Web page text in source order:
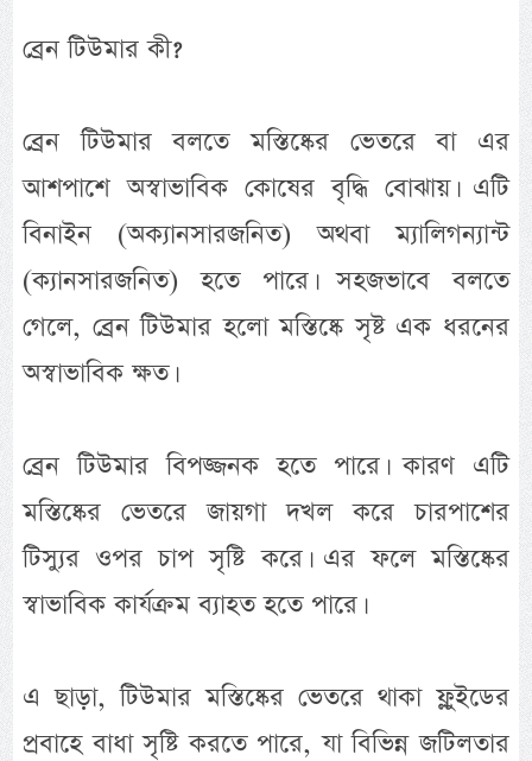
ব্রেন টিউমার কী?
ব্রেন টিউমার বলতে মস্তিষ্কের ভেতরে বা এর
আশপাশে অস্বাভাবিক কোষের বৃদ্ধি বোঝায়। এটি
বিনাইন (অক্যানসারজনিত) অথবা ম্যালিগন্যান্ট
(ক্যানসারজনিত) হতে পারে। সহজভাবে বলতে
গেলে, ব্রেন টিউমার হলো মস্তিষ্কে সৃষ্ট এক ধরনের
অস্বাভাবিক ক্ষত।
ব্রেন টিউমার বিপজ্জনক হতে পারে। কারণ এটি
মস্তিষ্কের ভেতরে জায়গা দখল করে চারপাশের
টিস্যুর ওপর চাপ সৃষ্টি করে। এর ফলে মস্তিষ্কের
স্বাভাবিক কার্যক্রম ব্যাহত হতে পারে।
এ ছাড়া, টিউমার মস্তিষ্কের ভেতরে থাকা ফ্লুইডের
প্রবাহে বাধা সৃষ্টি করতে পারে, যা বিভিন্ন জটিলতার